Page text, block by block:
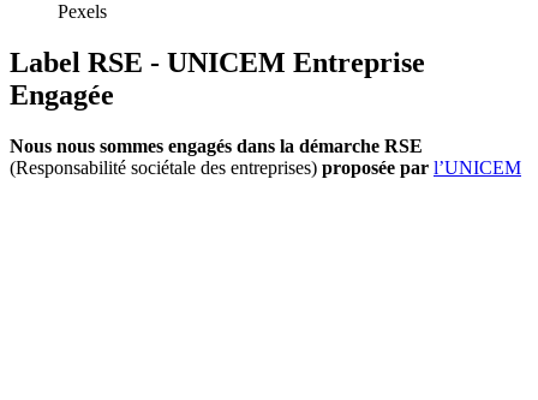
Pexels
Label RSE - UNICEM Entreprise
Engagée
Nous nous sommes engagés dans la démarche RSE
(Responsabilité sociétale des entreprises) proposée par l’UNICEM